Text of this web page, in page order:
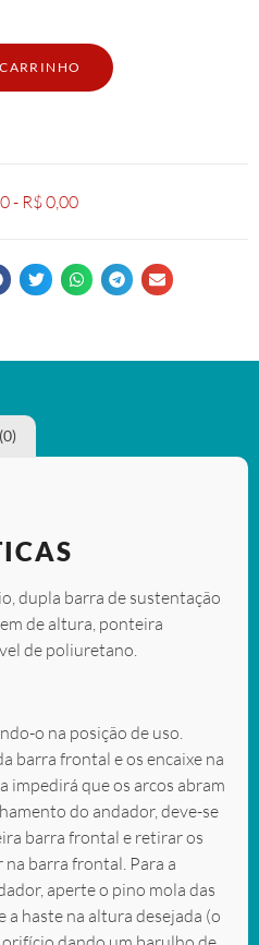
0- R$0,00
dupla barra de sustentação
de altura, ponteira
de poliuretano.
o na posição de uso.
barra frontal e os encaixe na
impedirá que os arcos abram
do andador, deve-se
barra frontal e retirar os
barra frontal. Para a
aperte o pino mola das
haste na altura desejada (o